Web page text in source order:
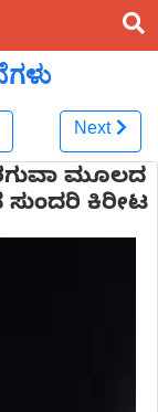
Next
ಮೂಲದ
ಕಿರೀಟ